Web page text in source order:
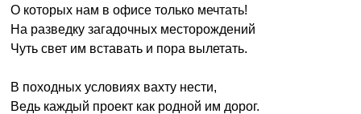
О которых нам в офисе только мечтать!
На разведку загадочных месторождений
Чуть свет им вставать и пора вылетать.
В походных условиях вахту нести,
Ведь каждый проект как родной им дорог.